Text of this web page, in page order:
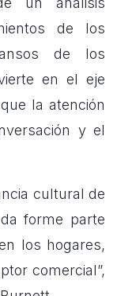
de los
de los
en el eje
la atención
y el
cultural de
forme parte
los hogares,
comercial”,